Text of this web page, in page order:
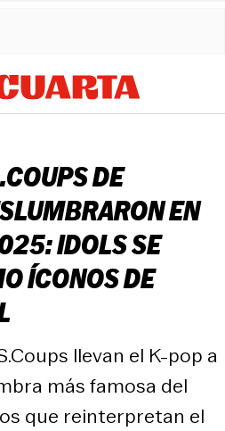
DE
EN
IDOLS SE
ÍCONOS DE
llevan el K-pop a
más famosa del
que reinterpretan el